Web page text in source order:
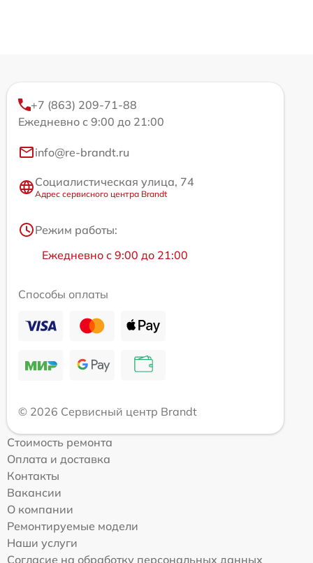
+7 (863) 209-71-88
Ежедневно с 9:00 до 21:00
info@re-brandt.ru
Социалистическая улица, 74
Адрес сервисного центра Brandt
Режим работы:
Ежедневно с 9:00 до 21:00
Способы оплаты
© 2026 Сервисный центр Brandt
Стоимость ремонта
Оплата и доставка
Контакты
Вакансии
О компании
Ремонтируемые модели
Наши услуги
Согласие на обработку персональных данных